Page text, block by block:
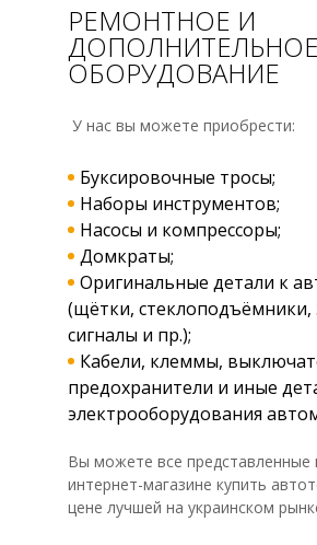
РЕМОНТНОЕ И
ДОПОЛНИТЕЛЬНОЕ
ОБОРУДОВАНИЕ
У нас вы можете приобрести:
Буксировочные тросы;
Наборы инструментов;
Насосы и компрессоры;
Домкраты;
Оригинальные детали к
(щётки, стеклоподъёмники,
сигналы и пр.);
Кабели, клеммы,
предохранители и иные
электрооборудования
Вы можете все представленные
интернет-магазине купить
цене лучшей на украинском